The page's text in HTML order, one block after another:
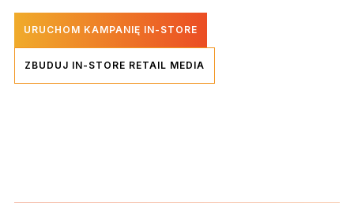
URUCHOM KAMPANIĘ IN-STORE
ZBUDUJ IN-STORE RETAIL MEDIA